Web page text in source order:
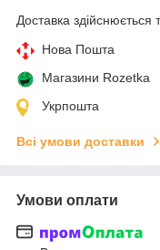
Доставка здійснюється
Нова Пошта
Магазини Rozetka
Укрпошта
Всі умови доставки
Умови оплати